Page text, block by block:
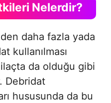
Nelerdir?
daha fazla yada
kullanılması
da olduğu gibi
Debridat
hususunda da bu